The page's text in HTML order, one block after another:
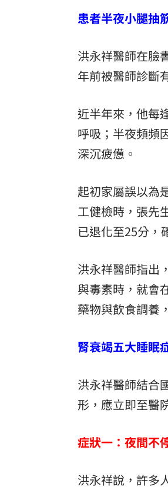
患者半夜小腿抽
洪永祥醫師在臉
年前被醫師診斷
近半年來，他每
呼吸；半夜頻頻
深沉疲憊。
起初家屬誤以為
工健檢時，張先
已退化至25分，
洪永祥醫師指出
與毒素時，就會
藥物與飲食調養
腎衰竭五大睡眠
洪永祥醫師結合
形，應立即至醫
症狀一：夜間不
洪永祥說，許多